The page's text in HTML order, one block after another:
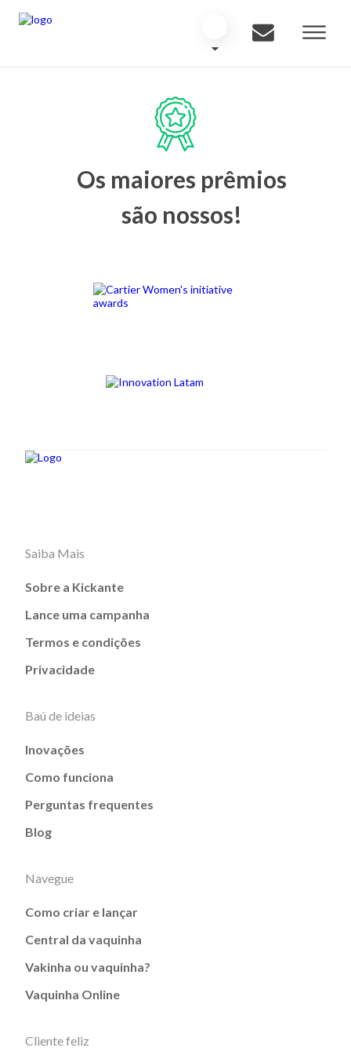
Os maiores prêmios
são nossos!
Saiba Mais
Sobre a Kickante
Lance uma campanha
Termos e condições
Privacidade
Baú de ideias
Inovações
Como funciona
Perguntas frequentes
Blog
Navegue
Como criar e lançar
Central da vaquinha
Vakinha ou vaquinha?
Vaquinha Online
Cliente feliz